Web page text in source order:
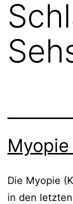
Die Myopie
in den